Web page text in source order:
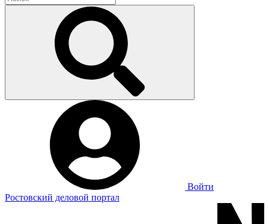
Войти
Ростовский деловой портал